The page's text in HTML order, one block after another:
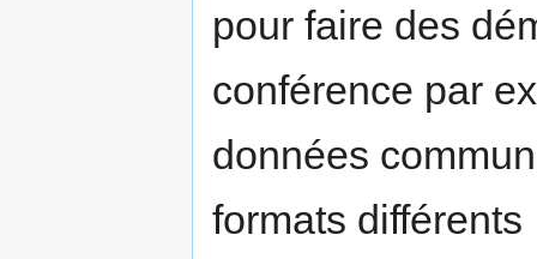
pour faire des
conférence par
données
formats